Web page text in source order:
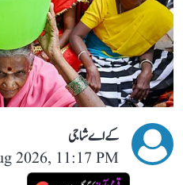
کے اے شاجی
2026, 11:17 PM